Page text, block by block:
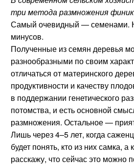
три метода размножения
Самый очевидный — семенами.
минусов.
Полученные из семян деревья
разнообразными по своим
отличаться от материнского
продуктивности и качеству
в поддержании генетического
потомства, и есть основной
размножения. Остальное —
Лишь через 4–5 лет, когда
будет понять, кто из них самка,
расскажу, что сейчас это можно